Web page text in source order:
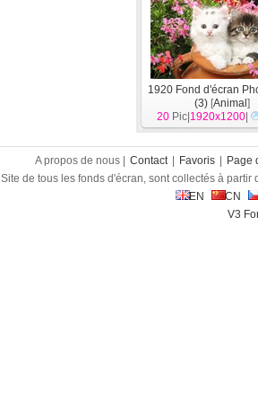
1920 Fond d'écran
(3) [Animal ]
20 Pic| 1920x1200
A propos de nous | Contact Favoris
Page
Site de tous les fonds d'écran, sont collectés à
EN
CN
V3